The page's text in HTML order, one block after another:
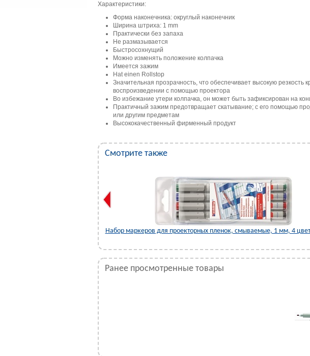
Характеристики:
Форма наконечника: округлый наконечник
Ширина штриха: 1 mm
Практически без запаха
Не размазывается
Быстросохнущий
Можно изменять положение колпачка
Имеется зажим
Hat einen Rollstop
Значительная прозрачность, что обеспечивает высокую резкость
воспроизведении с помощью проектора
Во избежание утери колпачка, он может быть зафиксирован на
Практичный зажим предотвращает скатывание; с его помощью
или другим предметам
Высококачественный фирменный продукт
Смотрите также
Набор маркеров для проекторных пленок, смываемые, 1 мм, 4
Ранее просмотренные товары